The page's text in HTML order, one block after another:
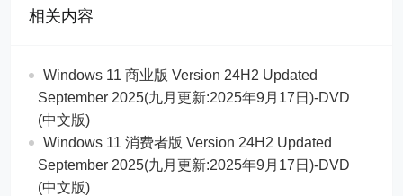
相关内容
Windows 11 商业版 Version 24H2 Updated
September 2025(九月更新:2025年9月17日)-DVD
(中文版)
Windows 11 消费者版 Version 24H2 Updated
September 2025(九月更新:2025年9月17日)-DVD
(中文版)